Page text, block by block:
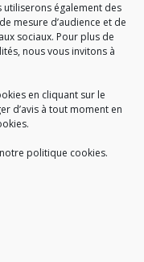
utiliserons également des
mesure d’audience et de
sociaux. Pour plus de
nous vous invitons à
en cliquant sur le
d’avis à tout moment en
politique cookies.
public quiexerce
la collecte et la
produits par son
: